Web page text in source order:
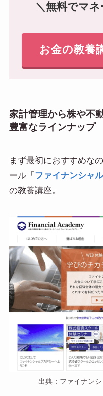
＼無料でマ
お金の教養
家計管理から株や不
豊富なラインナップ
まず最初におすすめな
ール「 ファイナンシャ
の教養講座。
出典：ファイナン